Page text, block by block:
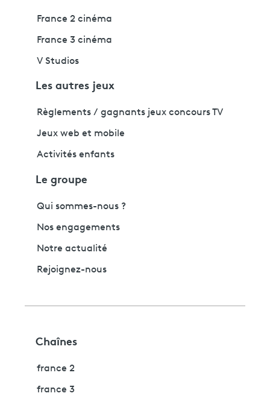
France 2 cinéma
France 3 cinéma
V Studios
Les autres jeux
Règlements / gagnants jeux concours TV
Jeux web et mobile
Activités enfants
Le groupe
Qui sommes-nous ?
Nos engagements
Notre actualité
Rejoignez-nous
Chaînes
france 2
france 3